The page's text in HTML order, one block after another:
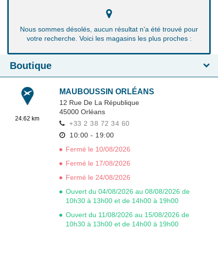
Nous sommes désolés, aucun résultat n’a été trouvé pour
votre recherche. Voici les magasins les plus proches :
Boutique
24.62 km
MAUBOUSSIN ORLÉANS
12 Rue De La République
45000 Orléans
+33 2 38 72 34 60
10:00 - 19:00
Fermé le 10/08/2026
Fermé le 17/08/2026
Fermé le 24/08/2026
Ouvert du 04/08/2026 au 08/08/2026 de
10h30 à 13h00 et de 14h00 à 19h00
Ouvert du 11/08/2026 au 15/08/2026 de
10h30 à 13h00 et de 14h00 à 19h00